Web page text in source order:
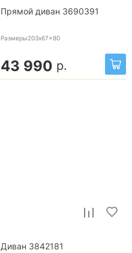
Прямой диван 3690391
Размеры203x67x80
43 990 р.
Диван 3842181